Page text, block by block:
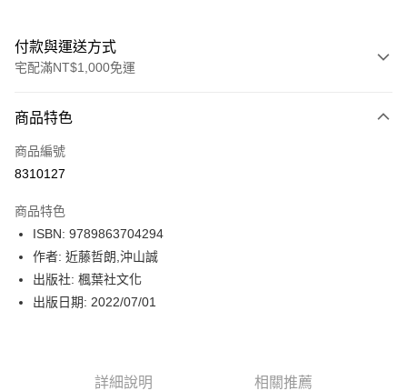
付款與運送方式
宅配滿NT$1,000免運
icash Pay
信用卡一次付款
LINE Pay
Apple Pay
街口支付
商品特色
商品編號
8310127
商品特色
ISBN: 9789863704294
作者: 近藤哲朗,沖山誠
出版社: 楓葉社文化
出版日期: 2022/07/01
詳細說明 相關推薦